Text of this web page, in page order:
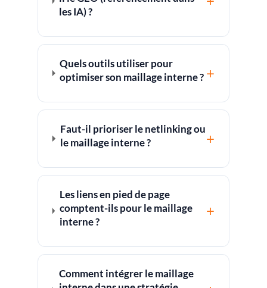
les IA) ?
Quels outils utiliser pour
optimiser son maillage interne ? +
Faut-il prioriser le netlinking ou
le maillage interne ?
+
Les liens en pied de page
comptent-ils pour le maillage
interne ?
+
Comment intégrer le maillage